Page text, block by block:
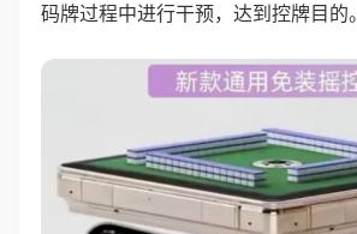
码牌过程中进行干预，达到控牌目的。